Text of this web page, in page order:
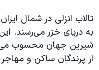
نرگس محمدی برنده جایزه
همایش محافظه‌کاران
صفحه‌های ویژه
به دریای خزر می‌رسند.
از پرندگان ساکن و